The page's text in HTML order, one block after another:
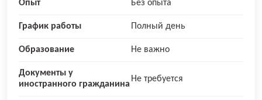
Опыт Без опыта
График работы Полный день
Образование Не важно
Документы у
иностранного гражданина
Не требуется